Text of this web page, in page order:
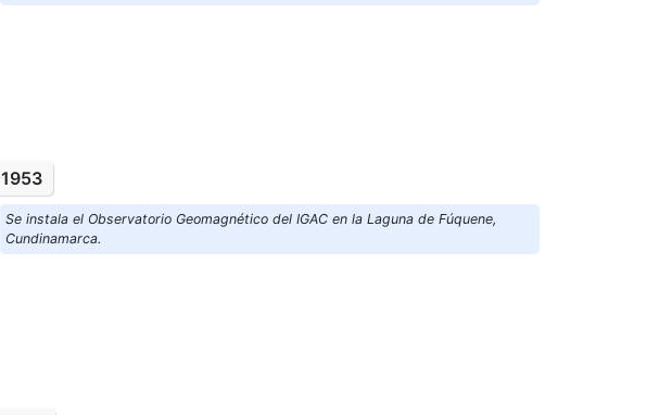
1953
Se instala el Observatorio Geomagnético del IGAC en la Laguna de Fúquene,
Cundinamarca.